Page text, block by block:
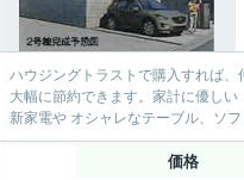
ハウジングトラストで購入すれば、仲介手数
大幅に節約できます。家計に優しい『仲介手数料最大無
価格